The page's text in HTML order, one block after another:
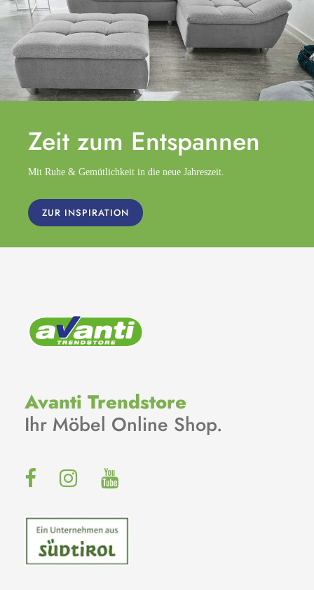
Zeit zum Entspannen
Mit Ruhe & Gemütlichkeit in die neue Jahreszeit.
ZUR INSPIRATION
Avanti Trendstore
Ihr Möbel Online Shop.